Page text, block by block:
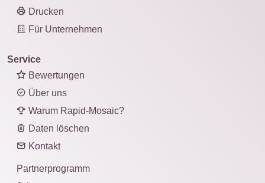
Drucken
Für Unternehmen
Service
Bewertungen
Über uns
Warum Rapid-Mosaic?
Daten löschen
Kontakt
Partnerprogramm